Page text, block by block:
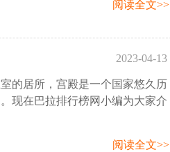
阅读全文>>
2023-04-13
17:55:18
的居所，宫殿是一个国家悠久历
现在巴拉排行榜网小编为大家介
阅读全文>>